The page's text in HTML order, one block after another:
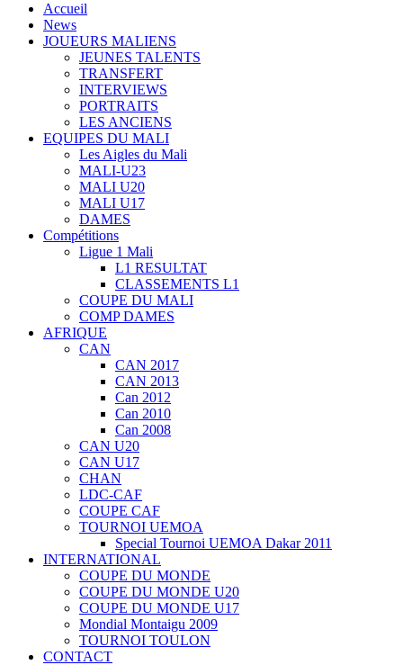
Accueil
News
JOUEURS MALIENS
JEUNES TALENTS
TRANSFERT
INTERVIEWS
PORTRAITS
LES ANCIENS
EQUIPES DU MALI
Les Aigles du Mali
MALI-U23
MALI U20
MALI U17
DAMES
Compétitions
Ligue 1 Mali
L1 RESULTAT
CLASSEMENTS L1
COUPE DU MALI
COMP DAMES
AFRIQUE
CAN
CAN 2017
CAN 2013
Can 2012
Can 2010
Can 2008
CAN U20
CAN U17
CHAN
LDC-CAF
COUPE CAF
TOURNOI UEMOA
Special Tournoi UEMOA Dakar 2011
INTERNATIONAL
COUPE DU MONDE
COUPE DU MONDE U20
COUPE DU MONDE U17
Mondial Montaigu 2009
TOURNOI TOULON
CONTACT